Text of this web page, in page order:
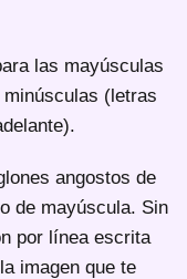
las mayúsculas
(letras
angostos de
de mayúscula. Sin
por línea escrita
imagen que te